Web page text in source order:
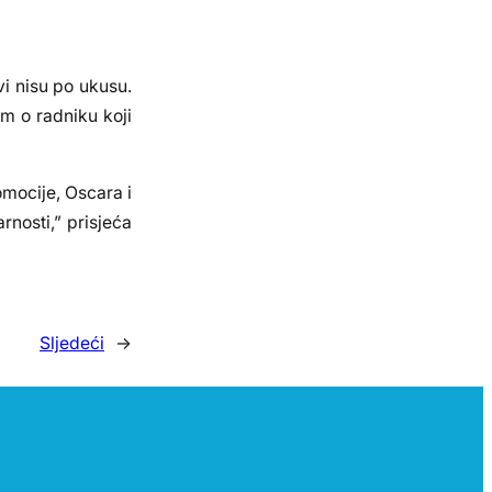
nisu po ukusu.
o radniku koji
Oscara i
prisjeća
Sljedeći →